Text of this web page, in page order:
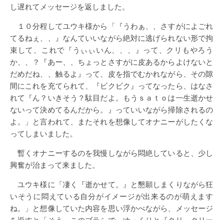
し遅れてメッセージを返しました。
１０分程してユウキ様から「『うわぁ、、さすがによごれ
てるねぇ、、』なんていいながら絶対に逃げられない形で拘
束して、これで『うぃぃいん、、、』って、クリもやろう
か、、？『あー、、ちょっとさすがに皮あるからよけないと
だめだね、、触るよ』って、皮を指でむかれながら、その隙
間にこれを充てられて、『ビクビク』ってなったら、はなさ
れて『ん？いきそう？駄目だよ。もうｓａｔｏは一生逝かせ
ないって決めてるんだから。』っていいながら掃除されるの
よ。」と言われて、またそれを想像してオナニーがしたくな
ってしまいました。
暫くオナニーするのを我慢しながら悶絶していると、少し
興奮が治まって来ました。
ユウキ様に「凄く『逝かせて。』と懇願しまくりながら狂
いそうに悶えている自分がイメージが出来るのが萌えます
ね。」と想像していた内容を思い浮かべながら、メッセージ